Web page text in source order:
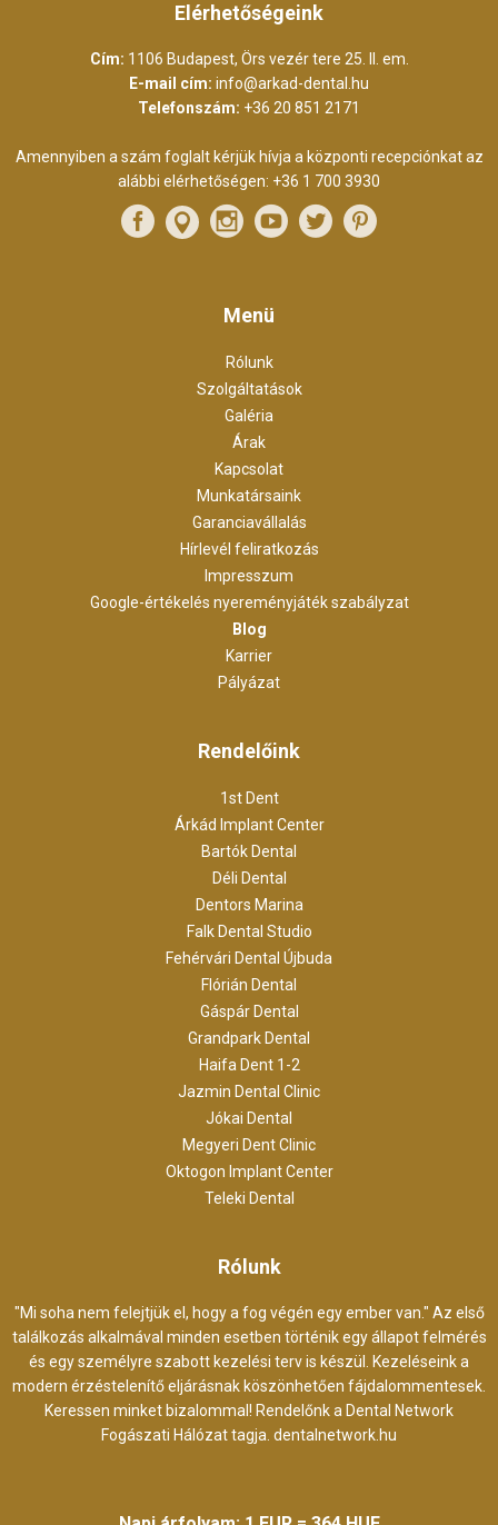
Elérhetőségeink
Cím: 1106 Budapest, Örs vezér tere 25. II. em.
E-mail cím: info@arkad-dental.hu
Telefonszám: +36 20 851 2171
Amennyiben a szám foglalt kérjük hívja a központi recepciónkat az
alábbi elérhetőségen: +36 1 700 3930
Menü
Rólunk
Szolgáltatások
Galéria
Árak
Kapcsolat
Munkatársaink
Garanciavállalás
Hírlevél feliratkozás
Impresszum
Google-értékelés nyereményjáték szabályzat
Blog
Karrier
Pályázat
Rendelőink
1st Dent
Árkád Implant Center
Bartók Dental
Déli Dental
Dentors Marina
Falk Dental Studio
Fehérvári Dental Újbuda
Flórián Dental
Gáspár Dental
Grandpark Dental
Haifa Dent 1-2
Jazmin Dental Clinic
Jókai Dental
Megyeri Dent Clinic
Oktogon Implant Center
Teleki Dental
Rólunk
"Mi soha nem felejtjük el, hogy a fog végén egy ember van." Az első
találkozás alkalmával minden esetben történik egy állapot felmérés
és egy személyre szabott kezelési terv is készül. Kezeléseink a
modern érzéstelenítő eljárásnak köszönhetően fájdalommentesek.
Keressen minket bizalommal! Rendelőnk a Dental Network
Fogászati Hálózat tagja. dentalnetwork.hu